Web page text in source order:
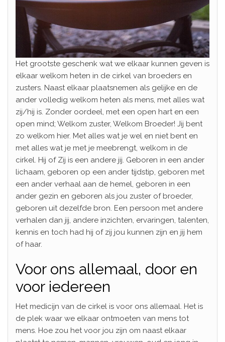
Het grootste geschenk wat we elkaar kunnen geven is
elkaar welkom heten in de cirkel van broeders en
zusters. Naast elkaar plaatsnemen als gelijke en de
ander volledig welkom heten als mens, met alles wat
zij/hij is. Zonder oordeel, met een open hart en een
open mind; Welkom zuster, Welkom Broeder! Jij bent
zo welkom hier. Met alles wat je wel en niet bent en
met alles wat je met je meebrengt, welkom in de
cirkel. Hij of Zij is een andere jij. Geboren in een ander
lichaam, geboren op een ander tijdstip, geboren met
een ander verhaal aan de hemel, geboren in een
ander gezin en geboren als jou zuster of broeder,
geboren uit dezelfde bron. Een persoon met andere
verhalen dan jij, andere inzichten, ervaringen, talenten,
kennis en toch had hij of zij jou kunnen zijn en jij hem
of haar.
Voor ons allemaal, door en
voor iedereen
Het medicijn van de cirkel is voor ons allemaal. Het is
de plek waar we elkaar ontmoeten van mens tot
mens. Hoe zou het voor jou zijn om naast elkaar